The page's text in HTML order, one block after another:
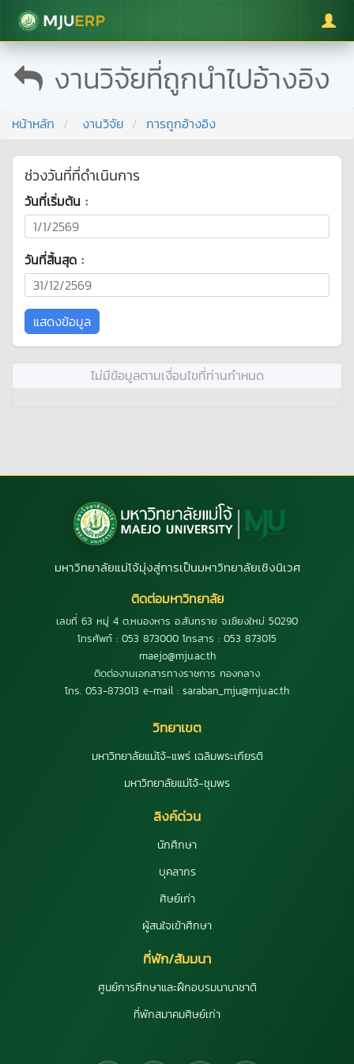
มหาวิทยาลัยแม่โจ้
งานวิจัยที่ถูกนำไปอ้างอิง
หน้าหลัก งานวิจัย การถูกอ้างอิง
ช่วงวันที่ที่ดำเนินการ
วันที่เริ่มต้น :
วันที่สิ้นสุด :
ไม่มีข้อมูลตามเงื่อนไขที่ท่านกำหนด
มหาวิทยาลัยแม่โจ้มุ่งสู่การเป็นมหาวิทยาลัยเชิงนิเวศ
ติดต่อมหาวิทยาลัย
เลขที่ 63 หมู่ 4 ต.หนองหาร อ.สันทราย จ.เชียงใหม่ 50290
โทรศัพท์ : 053 873000 โทรสาร : 053 873015
maejo@mju.ac.th
ติดต่องานเอกสารทางราชการ กองกลาง
โทร. 053-873013 e-mail : saraban_mju@mju.ac.th
วิทยาเขต
มหาวิทยาลัยแม่โจ้-แพร่ เฉลิมพระเกียรติ
มหาวิทยาลัยแม่โจ้-ชุมพร
ลิงค์ด่วน
นักศึกษา
บุคลากร
ศิษย์เก่า
ผู้สนใจเข้าศึกษา
ที่พัก/สัมมนา
ศูนย์การศึกษาและฝึกอบรมนานาชาติ
ที่พักสมาคมศิษย์เก่า